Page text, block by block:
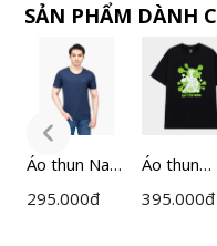
SẢN PHẨM DÀNH
Áo thun Nam
Insidemen
295.000đ
Áo thun
Unisex
395.000đ